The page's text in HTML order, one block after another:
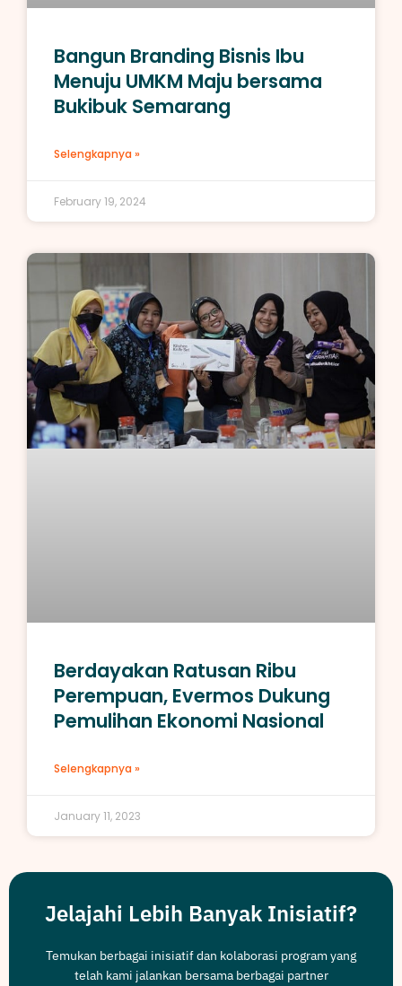
Bangun Branding Bisnis Ibu
Menuju UMKM Maju bersama
Bukibuk Semarang
Selengkapnya »
February 19, 2024
Berdayakan Ratusan Ribu
Perempuan, Evermos Dukung
Pemulihan Ekonomi Nasional
Selengkapnya »
January 11, 2023
Jelajahi Lebih Banyak Inisiatif?
Temukan berbagai inisiatif dan kolaborasi program yang
telah kami jalankan bersama berbagai partner